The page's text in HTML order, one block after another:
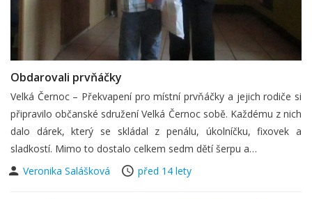
Obdarovali prvňáčky
Velká Černoc – Překvapení pro místní prvňáčky a jejich rodiče si
připravilo občanské sdružení Velká Černoc sobě. Každému z nich
dalo dárek, který se skládal z penálu, úkolníčku, fixovek a
sladkostí. Mimo to dostalo celkem sedm dětí šerpu a…
Veronika Salášková
před 14 lety